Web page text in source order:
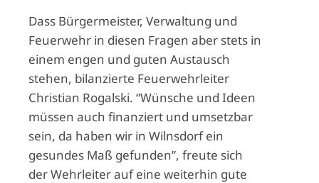
Dass Bürgermeister, Verwaltung und
Feuerwehr in diesen Fragen aber stets in
einem engen und guten Austausch
stehen, bilanzierte Feuerwehrleiter
Christian Rogalski. “Wünsche und Ideen
müssen auch finanziert und umsetzbar
sein, da haben wir in Wilnsdorf ein
gesundes Maß gefunden”, freute sich
der Wehrleiter auf eine weiterhin gute